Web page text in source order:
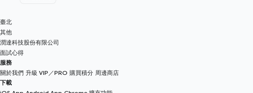
臺北
其他
潤達科技股份有限公司
面試心得
服務
關於我們 升級 VIP／PRO 購買積分 周邊商店
下載